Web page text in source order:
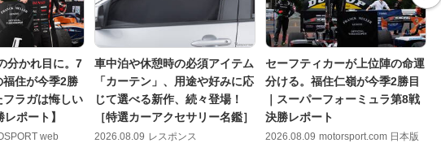
分かれ目に。7
住が今季2勝
フラガは悔しい
ポート】
web
車中泊や休憩時の必須アイテム
「カーテン」、用途や好みに応
じて選べる新作、続々登場！
［特選カーアクセサリー名鑑］
2026.08.09 レスポンス
セーフティカーが上位陣の命運
分ける。福住仁嶺が今季2勝目
｜スーパーフォーミュラ第8戦
決勝レポート
2026.08.09 motorsport.com 日本版